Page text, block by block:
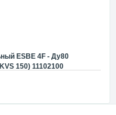
ESBE 4F - Ду80
150) 11102100